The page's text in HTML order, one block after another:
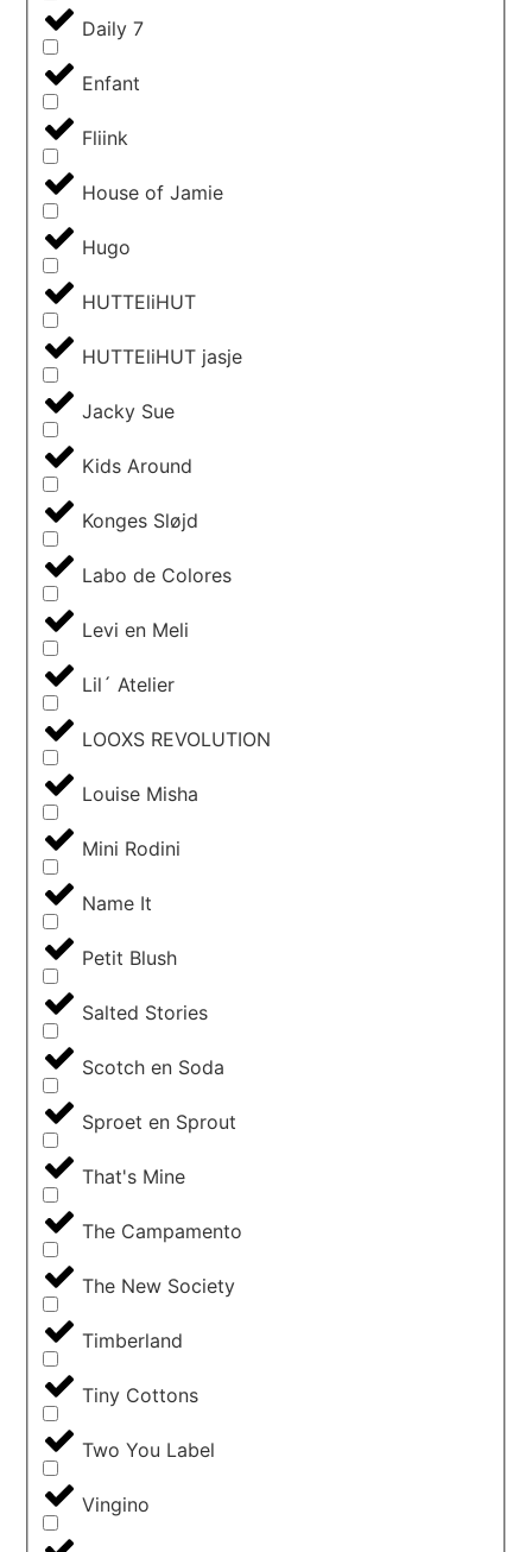
Daily 7
Enfant
Fliink
House of Jamie
Hugo
HUTTEliHUT
HUTTEliHUT jasje
Jacky Sue
Kids Around
Konges Sløjd
Labo de Colores
Levi en Meli
Lil´ Atelier
LOOXS REVOLUTION
Louise Misha
Mini Rodini
Name It
Petit Blush
Salted Stories
Scotch en Soda
Sproet en Sprout
That's Mine
The Campamento
The New Society
Timberland
Tiny Cottons
Two You Label
Vingino